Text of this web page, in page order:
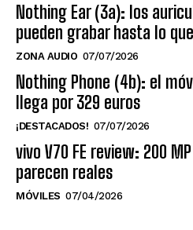
Nothing Ear (3a): los
pueden grabar hasta lo
ZONA AUDIO 07/07/2026
Nothing Phone (4b): el
llega por 329 euros
¡DESTACADOS! 07/07/2026
vivo V70 FE review: 200
parecen reales
MÓVILES 07/04/2026